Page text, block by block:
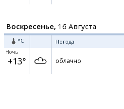
Воскресенье, 16 Августа
°C Погода
Ночь
+13° облачно